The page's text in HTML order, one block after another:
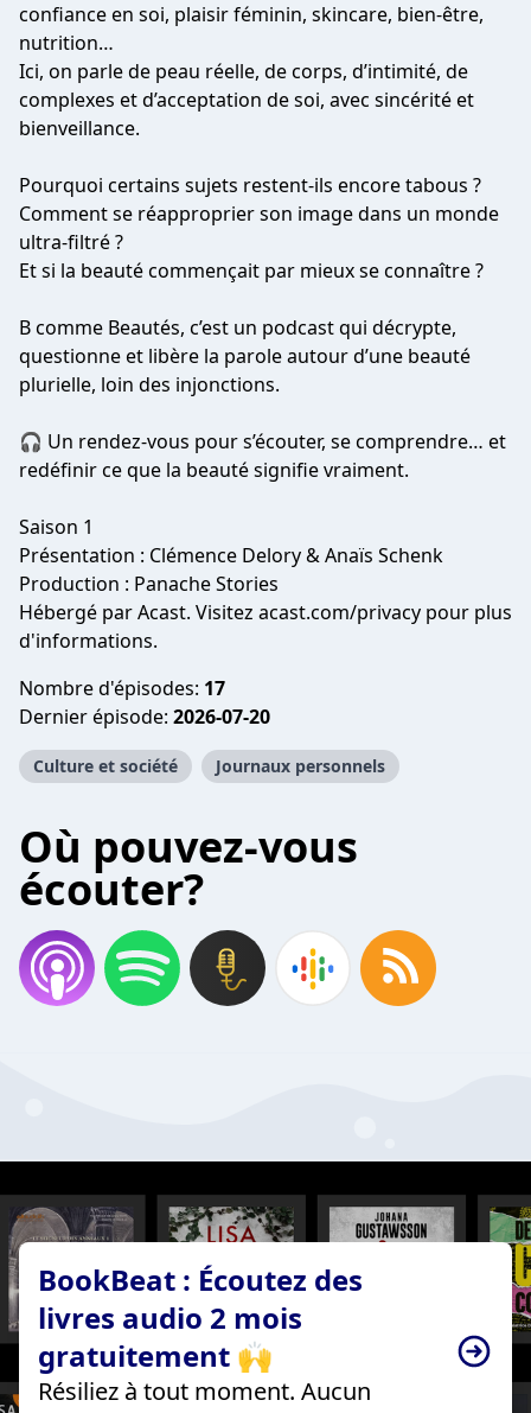
confiance en soi, plaisir féminin, skincare, bien-être,
nutrition…
Ici, on parle de peau réelle, de corps, d’intimité, de
complexes et d’acceptation de soi, avec sincérité et
bienveillance.
Pourquoi certains sujets restent-ils encore tabous ?
Comment se réapproprier son image dans un monde
ultra-filtré ?
Et si la beauté commençait par mieux se connaître ?
B comme Beautés, c’est un podcast qui décrypte,
questionne et libère la parole autour d’une beauté
plurielle, loin des injonctions.
🎧 Un rendez-vous pour s’écouter, se comprendre… et
redéfinir ce que la beauté signifie vraiment.
Saison 1
Présentation : Clémence Delory & Anaïs Schenk
Production : Panache Stories
Hébergé par Acast. Visitez acast.com/privacy pour plus
d'informations.
Nombre d'épisodes: 17
Dernier épisode: 2026-07-20
Culture et société Journaux personnels
Où pouvez-vous
écouter?
BookBeat : Écoutez des
livres audio 2 mois
gratuitement 🙌
Résiliez à tout moment. Aucun